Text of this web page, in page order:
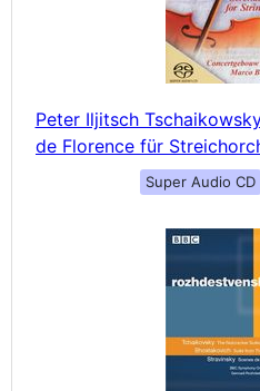
Peter Iljitsch
de Florence für
Super Audio CD